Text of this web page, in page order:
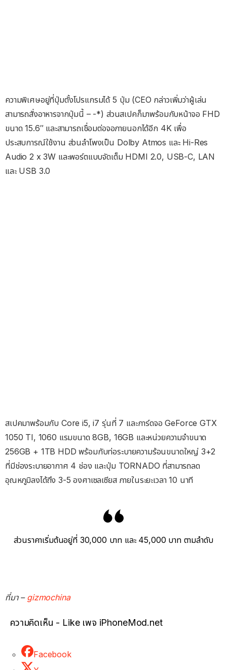
ความพิเศษอยู่ที่ปุ่มตั้งโปรแกรมได้ 5 ปุ่ม (CEO กล่าวเพิ่มว่าผู้เล่น
สามารถสั่งอาหารจากปุ่มนี้ – -*) ส่วนสเปคก็มาพร้อมกับหน้าจอ FHD
ขนาด 15.6″ และสามารถเชื่อมต่อจอภายนอกได้อีก 4K เพื่อ
ประสบการณ์ใช้งาน ส่วนลำโพงเป็น Dolby Atmos และ Hi-Res
Audio 2 x 3W และพอร์ตแบบจัดเต็ม HDMI 2.0, USB-C, LAN
และ USB 3.0
สเปคมาพร้อมกับ Core i5, i7 รุ่นที่ 7 และการ์ดจอ GeForce GTX
1050 TI, 1060 แรมขนาด 8GB, 16GB และหน่วยความจำขนาด
256GB + 1TB HDD พร้อมกับท่อระบายความร้อนขนาดใหญ่ 3+2
ที่มีช่องระบายอากาศ 4 ช่อง และปุ่ม TORNADO ที่สามารถลด
อุณหภูมิลงได้ถึง 3-5 องศาเซลเซียส ภายในระยะเวลา 10 นาที
ส่วนราคาเริ่มต้นอยู่ที่ 30,000 บาท และ 45,000 บาท ตามลำดับ
ที่มา – gizmochina
ความคิดเห็น - Like เพจ iPhoneMod.net
Facebook